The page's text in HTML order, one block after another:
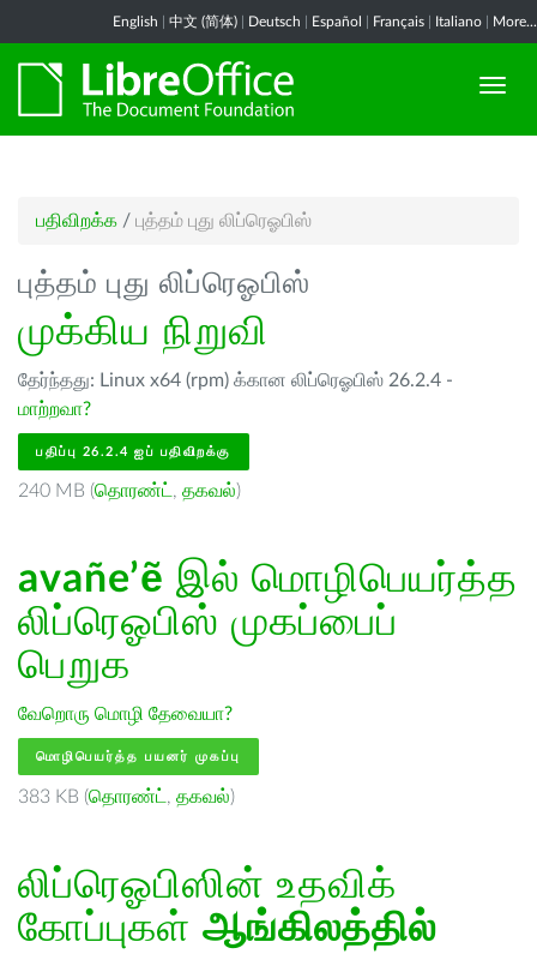
English 中文 (简体) Deutsch Español Français Italiano More...
பதிவிறக்க / புத்தம் புது லிப்ரெஓபிஸ்
புத்தம் புது லிப்ரெஓபிஸ்
முக்கிய நிறுவி
தேர்ந்தது: Linux x64 (rpm) க்கான லிப்ரெஓபிஸ் 26.2.4 -
மாற்றவா?
பதிப்பு 26.2.4 ஐப் பதிவிறக்கு
240 MB (தொரண்ட் , தகவல்)
avañe’ẽ இல் மொழிபெயர்த்த
லிப்ரெஓபிஸ் முகப்பைப்
பெறுக
வேறொரு மொழி தேவையா?
மொழிபெயர்த்த பயனர் முகப்பு
383 KB (தொரண்ட் , தகவல்)
லிப்ரெஓபிஸின் உதவிக்
கோப்புகள் ஆங்கிலத்தில்